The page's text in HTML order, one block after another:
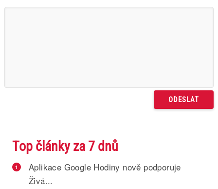
Top články za 7 dnů
1
Aplikace Google Hodiny nově podporuje
Živá...